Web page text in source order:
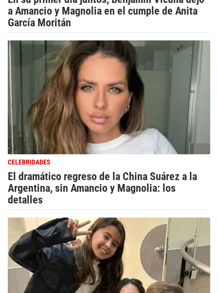
a Amancio y Magnolia en el cumple de Anita
García Moritán
CELEBRIDADES
El dramático regreso de la China Suárez a la
Argentina, sin Amancio y Magnolia: los
detalles